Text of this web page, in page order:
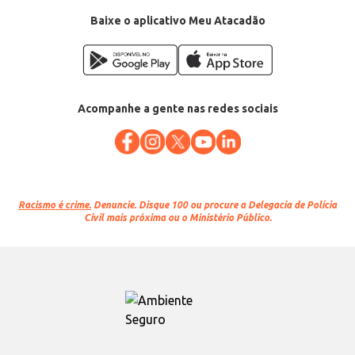
Baixe o aplicativo Meu Atacadão
Acompanhe a gente nas redes sociais
Racismo é crime. Denuncie. Disque 100 ou procure a Delegacia de Polícia
Civil mais próxima ou o Ministério Público.